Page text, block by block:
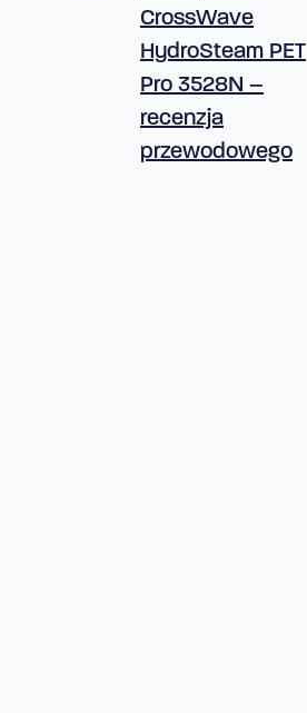
CrossWave
HydroSteam PET
Pro 3528N –
recenzja
przewodowego